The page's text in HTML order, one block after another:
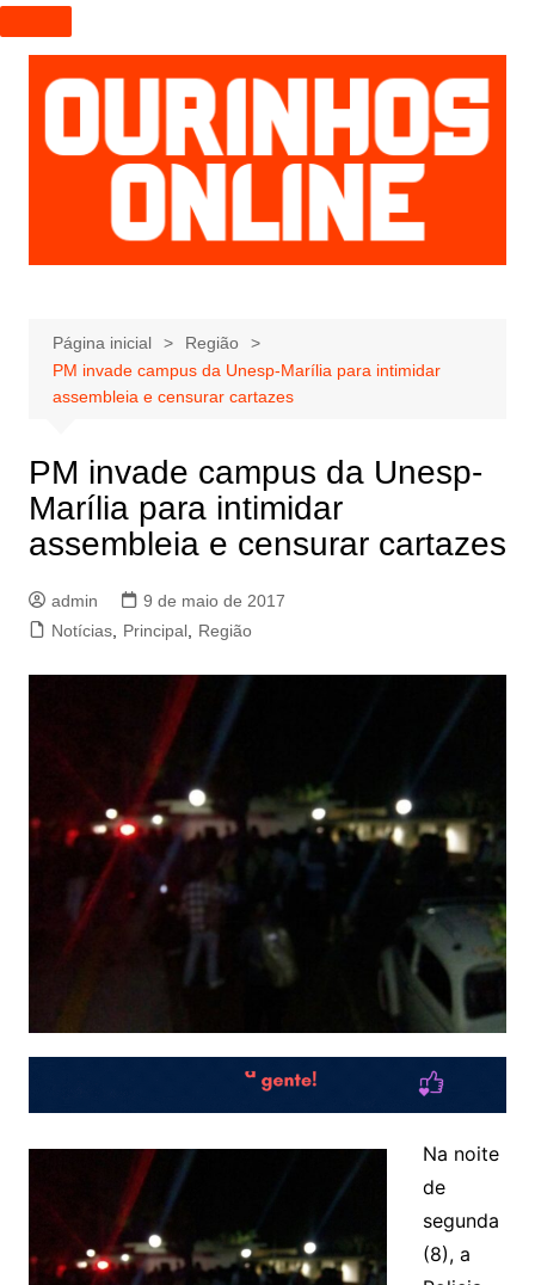
I
r
p
a
r
a
e
ú
d
Página inicial
Região
PM invade campus da Unesp-Marília para intimidar
assembleia e censurar cartazes
PM invade campus da Unesp-
Marília para intimidar
assembleia e censurar cartazes
admin
9 de maio de 2017
Notícias, Principal, Região
Na noite
de
segunda
(8), a